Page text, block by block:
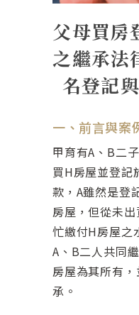
父母買房
之繼承法
名登記
一、前言與案
甲育有A、B二
買H房屋並登記
款，A雖然是登
房屋，但從未
忙繳付H房屋之
A、B二人共同
房屋為其所有
承。